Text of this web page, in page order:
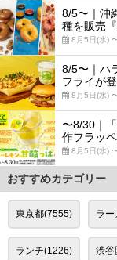
8/5〜｜沖
種を販売
8月5日(水)
8/5〜｜ハ
フライが
8月5日(水)
〜8/30｜
作フラッ
8月5日(水)
おすすめカテゴリー
東京都(7555) ラ
ランチ(1226) 渋谷